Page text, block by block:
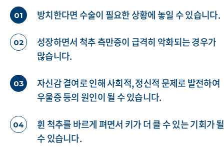
01 방치한다면 수술이 필요한 상황에 놓일 수 있습니다.
02
성장하면서 척추 측만증이 급격히 악화되는 경우가
많습니다.
03
자신감 결여로 인해 사회적, 정신적 문제로 발전하여
우울증 등의 원인이 될 수 있습니다.
04
휜 척추를 바르게 펴면서 키가 더 클 수 있는 기회가 될
수 있습니다.